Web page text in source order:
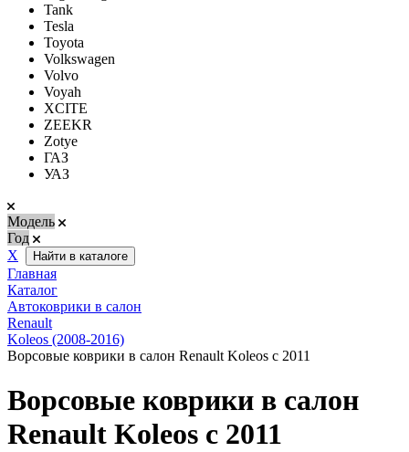
Tank
Tesla
Toyota
Volkswagen
Volvo
Voyah
XCITE
ZEEKR
Zotye
ГАЗ
УАЗ
Модель
Год
Х
Найти в каталоге
Главная
Каталог
Автоковрики в салон
Renault
Koleos (2008-2016)
Ворсовые коврики в салон Renault Koleos с 2011
Ворсовые коврики в салон
Renault Koleos с 2011